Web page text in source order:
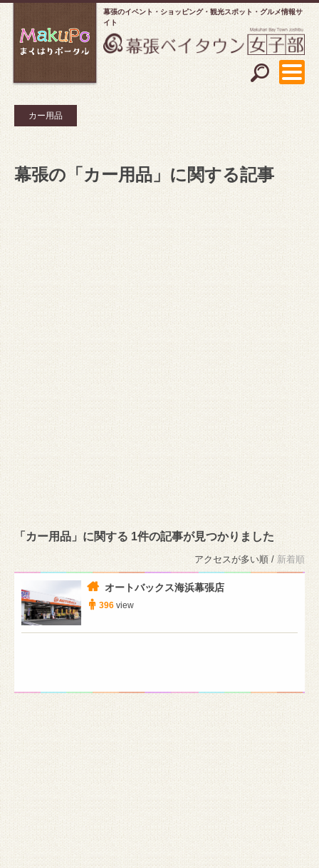
幕張のイベント・ショッピング
観光スポット・グルメ情報サ
イト
カー用品
幕張の「カー用品」に関する記事
「カー用品」に関する 1件の記事が見つかりました
アクセスが多い順 / 新着順
オートバックス海浜幕張店
396 view